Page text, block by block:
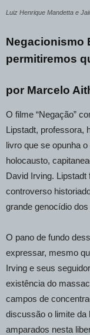
Luiz Henrique Mandetta e
Negacionismo
permitiremos
por Marcelo
O filme “Negação”
Lipstadt, professora,
livro que se opunha
holocausto,
David Irving.
controverso
grande genocídio
O pano de fundo
expressar, mesmo
Irving e seus
existência do
campos de
discussão o limite da
amparados nesta